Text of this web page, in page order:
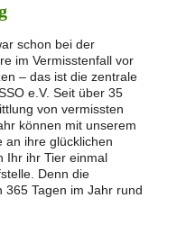
schon bei der
im Vermisstenfall vor
– das ist die zentrale
e.V. Seit über 35
von vermissten
können mit unserem
an ihre glücklichen
Ihr ihr Tier einmal
Denn die
365 Tagen im Jahr rund